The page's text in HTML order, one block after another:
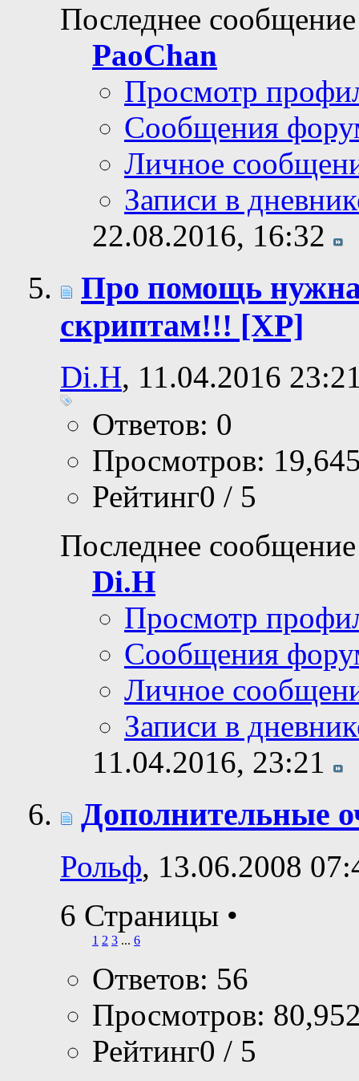
Последнее
PaoChan
Просмотр
Сообщения
Личное
Записи в
22.08.2016, 16:32
Про помощь нужна
скриптам!!! [XP]
Di.H, 11.04.2016
Ответов: 0
Просмотров:
Рейтинг0 / 5
Последнее
Di.H
Просмотр
Сообщения
Личное
Записи в
11.04.2016, 23:21
Дополнительные
Рольф, 13.06.2008
6 Страницы •
1 2 3 ... 6
Ответов: 56
Просмотров:
Рейтинг0 / 5